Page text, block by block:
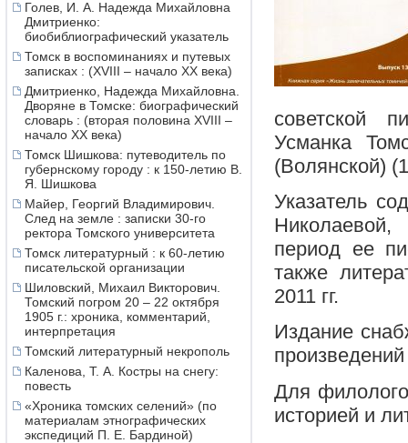
Голев, И. А. Надежда Михайловна
Дмитриенко:
биобиблиографический указатель
Томск в воспоминаниях и путевых
записках : (XVIII – начало XX века)
Дмитриенко, Надежда Михайловна.
Дворяне в Томске: биографический
словарь : (вторая половина XVIII –
начало XX века)
Томск Шишкова: путеводитель по
губернскому городу : к 150-летию В.
Я. Шишкова
Майер, Георгий Владимирович.
След на земле : записки 30-го
ректора Томского университета
Томск литературный : к 60-летию
писательской организации
Шиловский, Михаил Викторович.
Томский погром 20 – 22 октября
1905 г.: хроника, комментарий,
интерпретация
Томский литературный некрополь
Каленова, Т. А. Костры на снегу:
повесть
«Хроника томских селений» (по
материалам этнографических
экспедиций П. Е. Бардиной)
советской
Усманка
(Волянской)
Указатель
период ее
также
2011 гг.
Издание
Для
историей и